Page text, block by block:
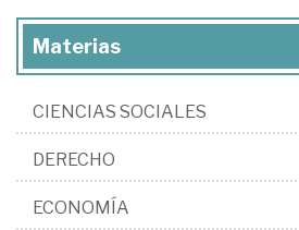
Materias
CIENCIAS SOCIALES
DERECHO
ECONOMÍA